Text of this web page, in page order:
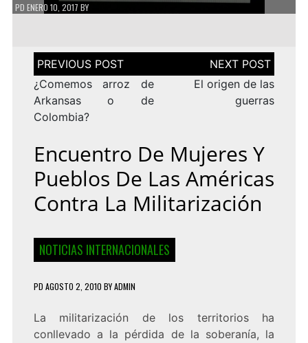
PD ENERO 10, 2017 BY
Navegación
de
entradas
¿Comemos arroz de
Arkansas o de
Colombia?
El origen de las
guerras
Encuentro De Mujeres Y
Pueblos De Las Américas
Contra La Militarización
NOTICIAS INTERNACIONALES
PD AGOSTO 2, 2010 BYADMIN
La militarización de los territorios ha
conllevado a la pérdida de la soberanía, la